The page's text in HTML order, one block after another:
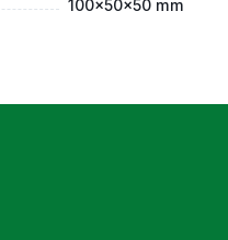
100x50x50 mm